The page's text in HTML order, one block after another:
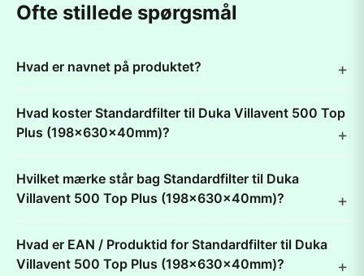
Ofte stillede spørgsmål
Hvad er navnet på produktet?
Hvad koster Standardfilter til Duka Villavent 500 Top
Plus (198x630x40mm)?
Hvilket mærke står bag Standardfilter til Duka
Villavent 500 Top Plus (198x630x40mm)?
Hvad er EAN / Produktid for Standardfilter til Duka
Villavent 500 Top Plus (198x630x40mm)?